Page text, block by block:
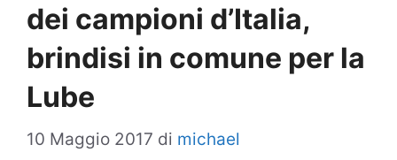
dei campioni d’Italia,
brindisi in comune per la
Lube
10 Maggio 2017 di michael